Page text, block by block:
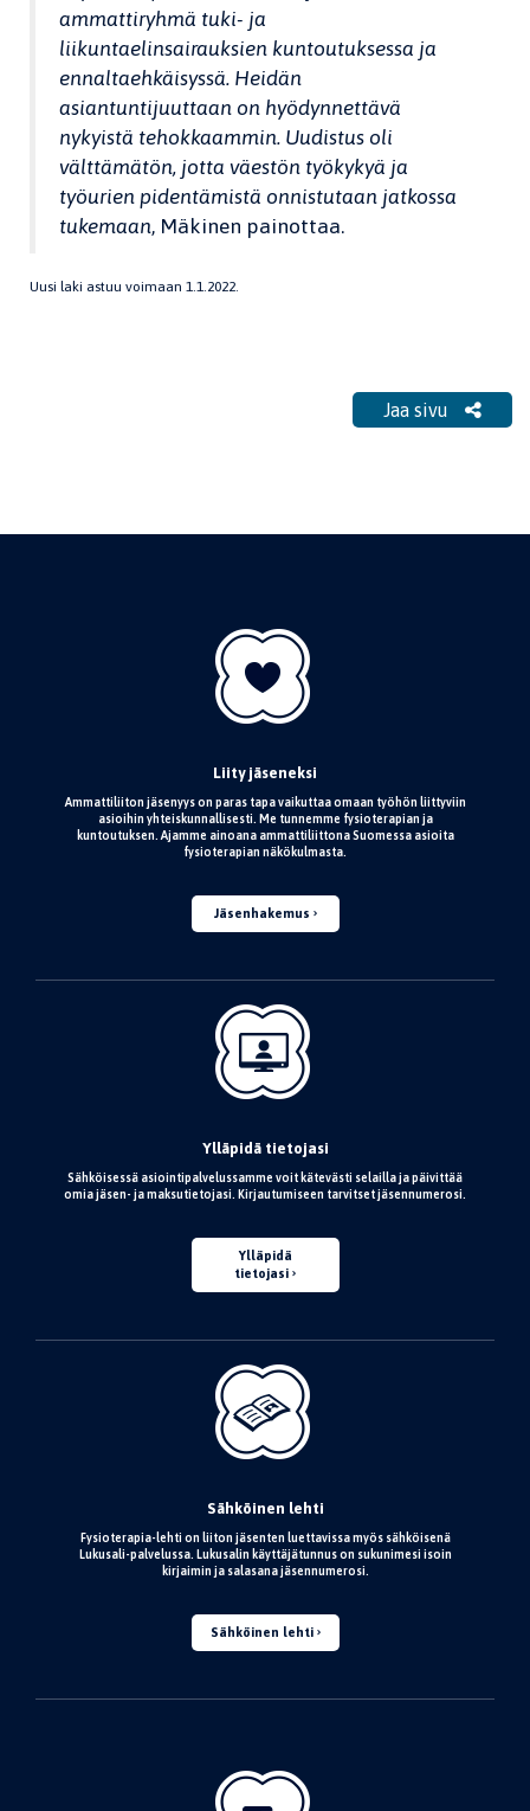
ammattiryhmä tuki- ja
liikuntaelinsairauksien kuntoutuksessa ja
ennaltaehkäisyssä. Heidän
asiantuntijuuttaan on hyödynnettävä
nykyistä tehokkaammin. Uudistus oli
välttämätön, jotta väestön työkykyä ja
työurien pidentämistä onnistutaan jatkossa
tukemaan, Mäkinen painottaa.
Uusi laki astuu voimaan 1.1.2022.
Jaa sivu
Liity jäseneksi
Ammattiliiton jäsenyys on paras tapa vaikuttaa omaan työhön liittyviin
asioihin yhteiskunnallisesti. Me tunnemme fysioterapian ja
kuntoutuksen. Ajamme ainoana ammattiliittona Suomessa asioita
fysioterapian näkökulmasta.
Jäsenhakemus
Ylläpidä tietojasi
Sähköisessä asiointipalvelussamme voit kätevästi selailla ja päivittää
omia jäsen- ja maksutietojasi. Kirjautumiseen tarvitset jäsennumerosi.
Ylläpidä
tietojasi
Sähköinen lehti
Fysioterapia-lehti on liiton jäsenten luettavissa myös sähköisenä
Lukusali-palvelussa. Lukusalin käyttäjätunnus on sukunimesi isoin
kirjaimin ja salasana jäsennumerosi.
Sähköinen lehti